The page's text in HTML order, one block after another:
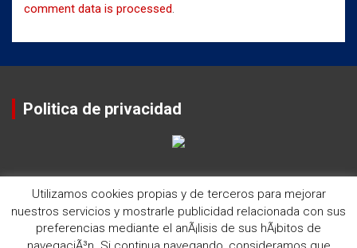
comment data is processed.
Politica de privacidad
Utilizamos cookies propias y de terceros para mejorar
nuestros servicios y mostrarle publicidad relacionada con sus
preferencias mediante el anÃ¡lisis de sus hÃ¡bitos de